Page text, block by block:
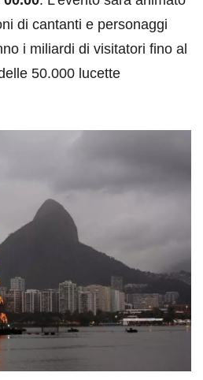
di cantanti e personaggi
i miliardi di visitatori fino al
50.000 lucette